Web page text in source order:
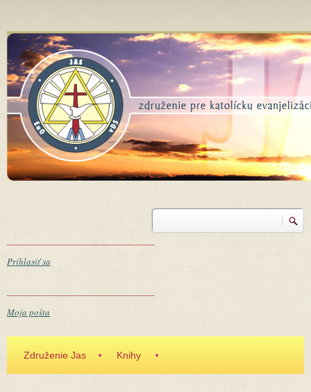
Vyhľadávanie
Prihlasiť sa
Moja pošta
Združenie Jas Knihy